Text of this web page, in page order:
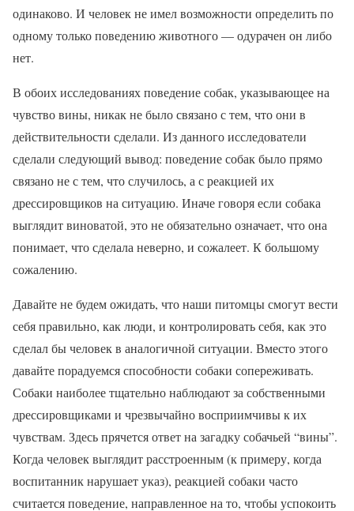
одинаково. И человек не имел возможности определить по
одному только поведению животного — одурачен он либо
нет.
В обоих исследованиях поведение собак, указывающее на
чувство вины, никак не было связано с тем, что они в
действительности сделали. Из данного исследователи
сделали следующий вывод: поведение собак было прямо
связано не с тем, что случилось, а с реакцией их
дрессировщиков на ситуацию. Иначе говоря если собака
выглядит виноватой, это не обязательно означает, что она
понимает, что сделала неверно, и сожалеет. К большому
сожалению.
Давайте не будем ожидать, что наши питомцы смогут вести
себя правильно, как люди, и контролировать себя, как это
сделал бы человек в аналогичной ситуации. Вместо этого
давайте порадуемся способности собаки сопереживать.
Собаки наиболее тщательно наблюдают за собственными
дрессировщиками и чрезвычайно восприимчивы к их
чувствам. Здесь прячется ответ на загадку собачьей “вины”.
Когда человек выглядит расстроенным (к примеру, когда
воспитанник нарушает указ), реакцией собаки часто
считается поведение, направленное на то, чтобы успокоить